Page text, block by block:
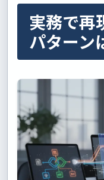
実務で再
パターン